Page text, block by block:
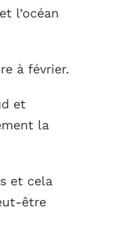
l’océan
à février.
et
la
et cela
être